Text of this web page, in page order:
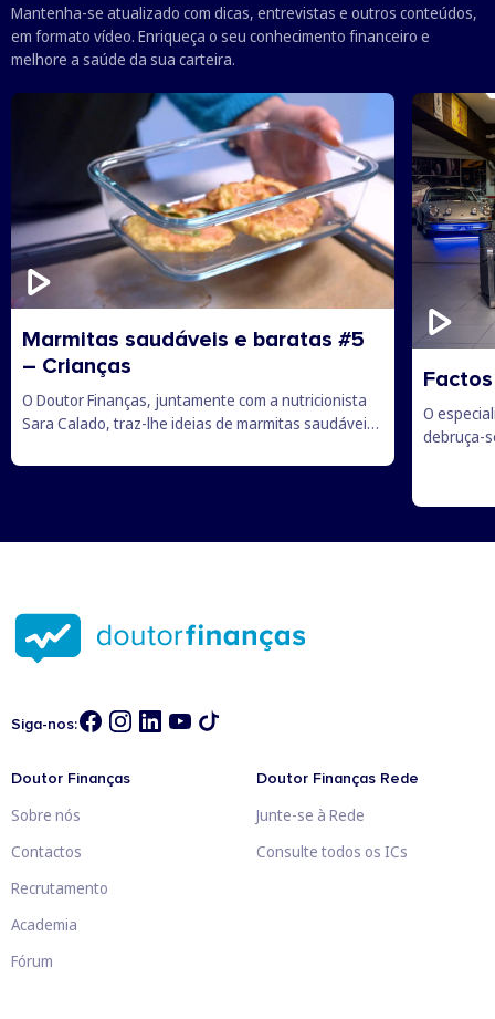
Mantenha-se atualizado com dicas, entrevistas e outros conteúdos,
em formato vídeo. Enriqueça o seu conhecimento financeiro e
melhore a saúde da sua carteira.
Marmitas saudáveis e baratas #5
– Crianças
O Doutor Finanças, juntamente com a nutricionista
Sara Calado, traz-lhe ideias de marmitas saudáveis
O
debruça-
branca,
Siga-nos:
Doutor Finanças
Sobre nós
Contactos
Recrutamento
Academia
Fórum
Doutor Finanças Rede
Junte-se à Rede
Consulte todos os ICs